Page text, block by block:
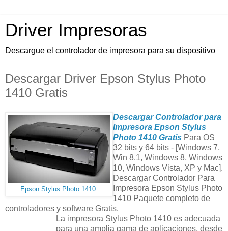
Driver Impresoras
Descargue el controlador de impresora para su dispositivo
Descargar Driver Epson Stylus Photo
1410 Gratis
Epson Stylus Photo 1410
Descargar Controlador para
Impresora Epson Stylus
Photo 1410 Gratis Para OS
32 bits y 64 bits - [Windows 7,
Win 8.1, Windows 8, Windows
10, Windows Vista, XP y Mac].
Descargar Controlador Para
Impresora Epson Stylus Photo
1410 Paquete completo de
controladores y software Gratis.
La impresora Stylus Photo 1410 es adecuada
para una amplia gama de aplicaciones, desde